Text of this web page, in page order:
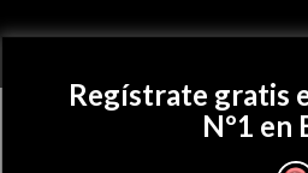
Regístrate gratis
Nº1 en